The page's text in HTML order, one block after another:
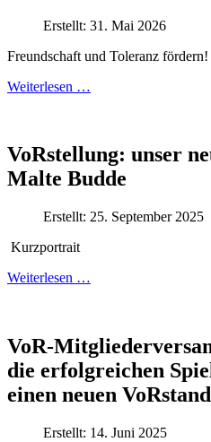
Erstellt: 31. Mai 2026
Freundschaft und Toleranz fördern!
Weiterlesen …
VoRstellung: unser
Malte Budde
Erstellt: 25. September 2025
Kurzportrait
Weiterlesen …
VoR-
die erfolgreichen
einen neuen VoRstand
Erstellt: 14. Juni 2025